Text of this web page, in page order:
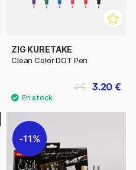
ZIG KURETAKE
Clean Color DOT Pen
3.20 €
4 €
11%